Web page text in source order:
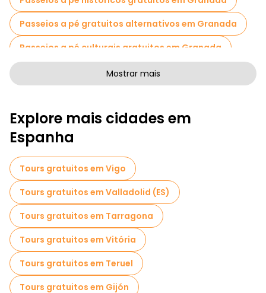
Passeios a pé gratuitos alternativos em Granada
Passeios a pé culturais gratuitos em Granada
Passeios a pé gratuitos de arte em Granada
Atividades esportivas em Granada
Passeios autoguiados em Granada
Bilhetes de entrada em Granada
Visitas ao mercado em Granada
Visitas de degustação locais em Granada
Passeios gratuitos de um dia em Granada
Passeios a pé noturnos gratuitos em Granada
Mostrar mais
Explore mais cidades em
Espanha
Tours gratuitos em Vigo
Tours gratuitos em Valladolid (ES)
Tours gratuitos em Tarragona
Tours gratuitos em Vitória
Tours gratuitos em Teruel
Tours gratuitos em Gijón